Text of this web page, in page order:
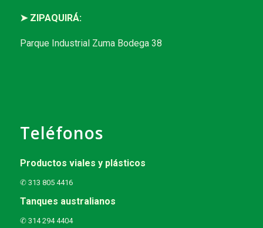
➤ ZIPAQUIRÁ:
Parque Industrial Zuma Bodega 38
Teléfonos
Productos viales y plásticos
✆ 313 805 4416
Tanques australianos
✆ 314 294 4404